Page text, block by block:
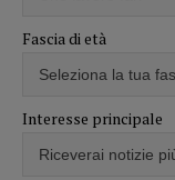
Fascia di età
Interesse principale